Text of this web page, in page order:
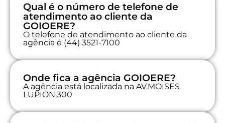
Qual é o número de telefone de
atendimento ao cliente da
GOIOERE?
O telefone de atendimento ao cliente da
agência é (44) 3521-7100
Onde fica a agência GOIOERE?
A agência está localizada na AV.MOISES
LUPION,300